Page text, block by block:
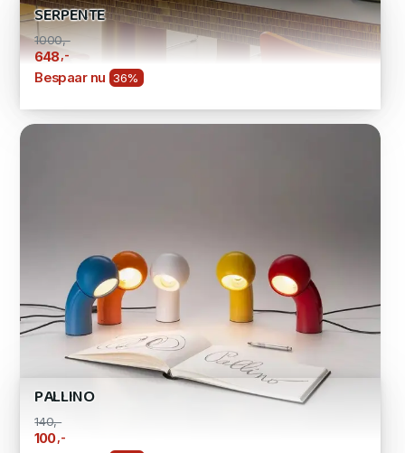
SERPENTE
1000,-
648,-
Bespaar nu 36%
PALLINO
140,-
100,-